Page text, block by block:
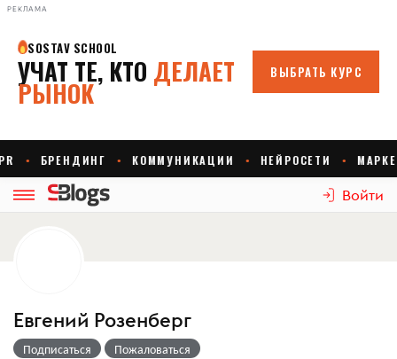
РЕКЛАМА
Войти
Евгений Розенберг
Подписаться Пожаловаться